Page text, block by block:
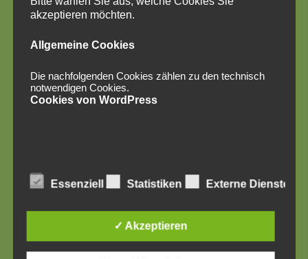
akzeptieren möchten.
Allgemeine Cookies
Die nachfolgenden Cookies zählen zu den technisch
notwendigen Cookies.
Cookies von WordPress
Essenziell Statistiken Externe Dienste
✓ Akzeptieren